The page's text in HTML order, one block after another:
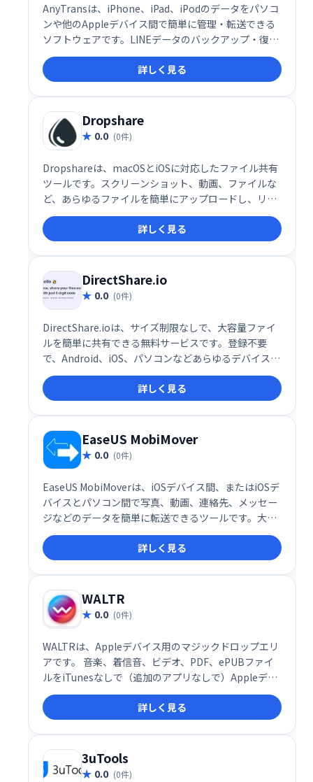
AnyTransは、iPhone、iPad、iPodのデータをパソコ
ンや他のAppleデバイス間で簡単に管理・転送できる
ソフトウェアです。LINEデータのバックアップ・復
元、HEICファイル変換、着信音作成など、多彩な機能
を搭載。直感的な操作性で、専門知識がなくてもスム
ーズに利用できます。データの同期を気にせず、自由
にデバイス間でデータのやり取りを実現します。
詳しく見る
Dropshare
0.0 (0件)
Dropshareは、macOSとiOSに対応したファイル共有
ツールです。スクリーンショット、動画、ファイルな
ど、あらゆるファイルを簡単にアップロードし、リン
クで瞬時に共有できます。一般的なストレージサービ
スやセルフホストソリューションにも対応。スムーズ
なファイル共有を実現します。
詳しく見る
DirectShare.io
0.0 (0件)
DirectShare.ioは、サイズ制限なしで、大容量ファイ
ルを簡単に共有できる無料サービスです。登録不要
で、Android、iOS、パソコンなどあらゆるデバイスに
対応。迅速かつ手軽にファイルを共有できます。
詳しく見る
EaseUS MobiMover
0.0 (0件)
EaseUS MobiMoverは、iOSデバイス間、またはiOSデ
バイスとパソコン間で写真、動画、連絡先、メッセー
ジなどのデータを簡単に転送できるツールです。大切
なデータをスムーズに移動し、デバイス間のデータ管
理を効率化します。
詳しく見る
WALTR
0.0 (0件)
WALTRは、Appleデバイス用のマジックドロップエリ
アです。 音楽、着信音、ビデオ、PDF、ePUBファイ
ルをiTunesなしで（追加のアプリなしで）Appleデバ
イスにドラッグアンドドロップします。
詳しく見る
3uTools
0.0 (0件)